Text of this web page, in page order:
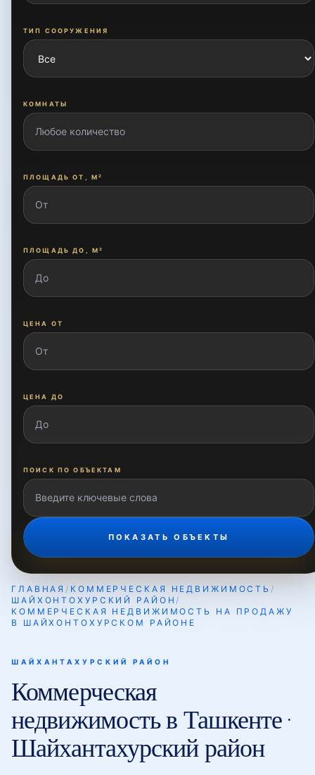
Ганга
Ибн Сино
Корасарой
Кукча
Кукча Дарвоза
Лабзак
Самарканд Дарвоза
ТИП СООРУЖЕНИЯ
КОМНАТЫ
ПЛОЩАДЬ ОТ, М²
ПЛОЩАДЬ ДО, М²
ЦЕНА ОТ
ЦЕНА ДО
ПОИСК ПО ОБЪЕКТАМ
ПОКАЗАТЬ ОБЪЕКТЫ
ГЛАВНАЯ / КОММЕРЧЕСКАЯ НЕДВИЖИМОСТЬ /
ШАЙХОНТОХУРСКИЙ РАЙОН /
КОММЕРЧЕСКАЯ НЕДВИЖИМОСТЬ НА ПРОДАЖУ
В ШАЙХОНТОХУРСКОМ РАЙОНЕ
ШАЙХАНТАХУРСКИЙ РАЙОН
Коммерческая
недвижимость в Ташкенте ·
Шайхантахурский район